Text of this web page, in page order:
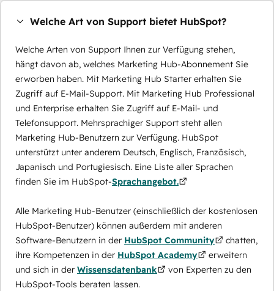
Welche Art von Support bietet HubSpot?
Welche Arten von Support Ihnen zur Verfügung stehen,
hängt davon ab, welches Marketing Hub-Abonnement Sie
erworben haben. Mit Marketing Hub Starter erhalten Sie
Zugriff auf E-Mail-Support. Mit Marketing Hub Professional
und Enterprise erhalten Sie Zugriff auf E-Mail- und
Telefonsupport. Mehrsprachiger Support steht allen
Marketing Hub-Benutzern zur Verfügung. HubSpot
unterstützt unter anderem Deutsch, Englisch, Französisch,
Japanisch und Portugiesisch. Eine Liste aller Sprachen
finden Sie im HubSpot-Sprachangebot.
Alle Marketing Hub-Benutzer (einschließlich der kostenlosen
HubSpot-Benutzer) können außerdem mit anderen
Software-Benutzern in der HubSpot Community
chatten,
ihre Kompetenzen in der HubSpot Academy
erweitern
und sich in der Wissensdatenbank
von Experten zu den
HubSpot-Tools beraten lassen.